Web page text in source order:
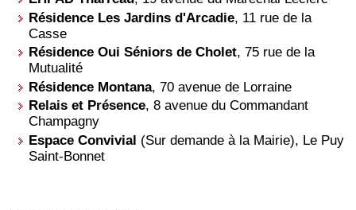
Résidence Les Jardins d'Arcadie, 11 rue de la
Casse
Résidence Oui Séniors de Cholet, 75 rue de la
Mutualité
Résidence Montana, 70 avenue de Lorraine
Relais et Présence, 8 avenue du Commandant
Champagny
Espace Convivial (Sur demande à la Mairie), Le Puy
Saint-Bonnet